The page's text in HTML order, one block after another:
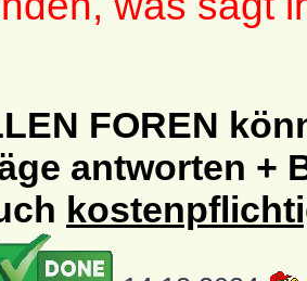
FOREN
antworten +